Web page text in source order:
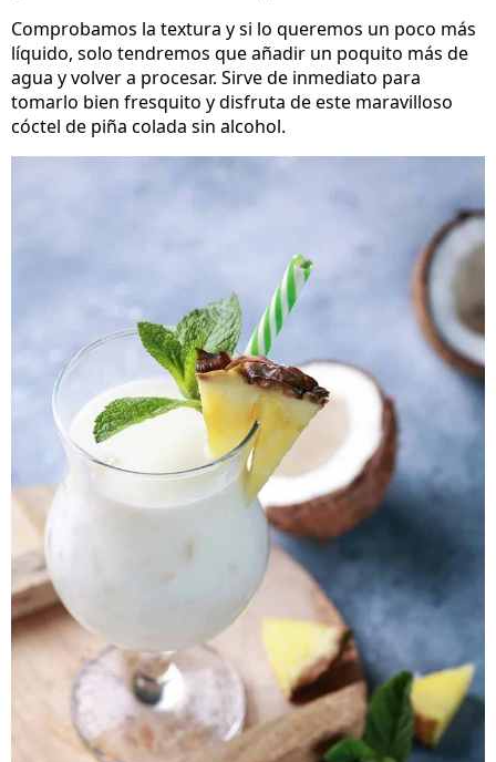
Comprobamos la textura y si lo queremos un poco más
líquido, solo tendremos que añadir un poquito más de
agua y volver a procesar. Sirve de inmediato para
tomarlo bien fresquito y disfruta de este maravilloso
cóctel de piña colada sin alcohol.